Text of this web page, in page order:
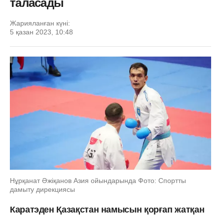
таласады
Жарияланған күні:
5 қазан 2023, 10:48
Нұрқанат Әжіқанов Азия ойындарында Фото: Спортты
дамыту дирекциясы
Каратэден Қазақстан намысын қорғап жатқан